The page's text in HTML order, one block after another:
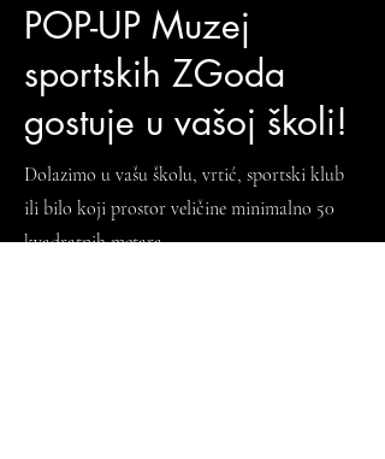
POP-UP Muzej
sportskih ZGoda
gostuje u vašoj školi!
Dolazimo u vašu školu, vrtić, sportski klub
ili bilo koji prostor veličine minimalno 50
kvadratnih metara.